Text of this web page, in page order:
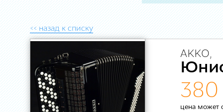
<< назад к списку
AKKO,
цена может